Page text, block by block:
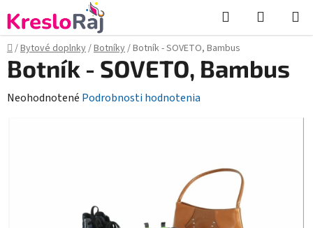
na
obsah
Hľadať
KOŠÍK
Domov
/Bytové doplnky/Botníky/Botník - SOVETO, Bambus
Botník - SOVETO, Bambus
Priemerné
Neohodnotené Podrobnosti hodnotenia